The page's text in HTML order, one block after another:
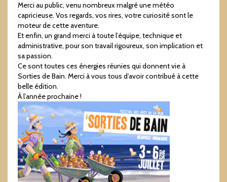
Merci au public, venu nombreux malgré une météo
capricieuse. Vos regards, vos rires, votre curiosité sont le
moteur de cette aventure.
Et enfin, un grand merci à toute l’équipe, technique et
administrative, pour son travail rigoureux, son implication et
sa passion.
Ce sont toutes ces énergies réunies qui donnent vie à
Sorties de Bain. Merci à vous tous d’avoir contribué à cette
belle édition.
À l’année prochaine !